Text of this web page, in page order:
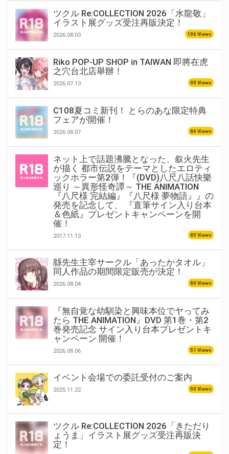
ツクル Re:COLLECTION 2026「水龍敬」
イラスト展グッズ受注再販決定！
2026.08.03 106 Views
Riko POP-UP SHOP in TAIWAN 即將在虎
之穴台北店舉辦！
2026.07.13 95 Views
C108夏コミ新刊！ とらのあな限定特典
フェアが開催！
2026.08.07 86 Views
ネット上で話題沸騰となった、叙火先生
が描く 都市伝説をテーマとしたエロティ
ックホラー第2弾！『(DVD)八尺八話快樂
巡り ～異形怪奇譚～ THE ANIMATION
『八尺様 完結編』『八尺様 夢物語』』の
発売を記念して、 『直筆サイン入り台本
＆色紙』プレゼントキャンペーンを開
催！
2017.11.13 85 Views
緜先生主宰サークル「あったかタオル」
同人作品の期間限定販売が決定！
2026.08.04 80 Views
『無自覚な幼馴染と興味本位でヤってみ
たら THE ANIMATION』DVD 第1巻・第2
巻発売記念 サイン入り台本プレゼントキ
ャンペーン 開催！
2026.08.06 51 Views
イベント会場での委託受付のご案内
2025.11.22 50 Views
ツクル Re:COLLECTION 2026「きただり
ょうま」イラスト展グッズ受注再販決
定！